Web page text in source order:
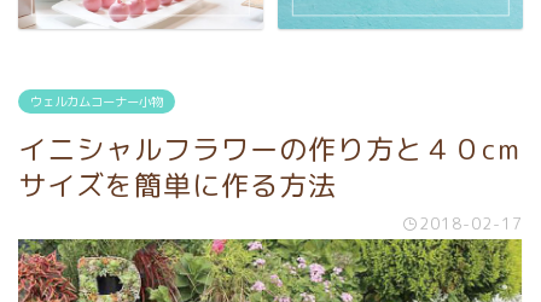
ウェルカムコーナー小物
イニシャルフラワーの作り方と４０cm
サイズを簡単に作る方法
2018-02-17